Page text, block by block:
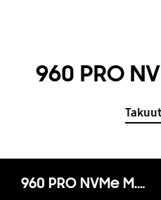
960 PRO
960 PRO NVMe M.2 SSD